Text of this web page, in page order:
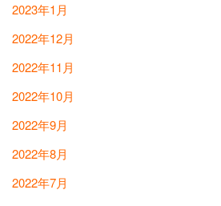
2023年1月
2022年12月
2022年11月
2022年10月
2022年9月
2022年8月
2022年7月